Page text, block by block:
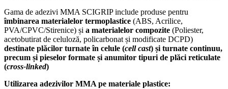
Gama de adezivi MMA SCIGRIP include produse pentru
îmbinarea materialelor termoplastice (ABS, Acrilice,
PVA/CPVC/Stirenice) și a materialelor compozite (Poliester,
acetobutirat de celuloză, policarbonat și modificate DCPD)
destinate plăcilor turnate în celule (cell cast) și turnate continuu,
precum și pieselor formate și anumitor tipuri de plăci reticulate
(cross-linked)
Utilizarea adezivilor MMA pe materiale plastice: